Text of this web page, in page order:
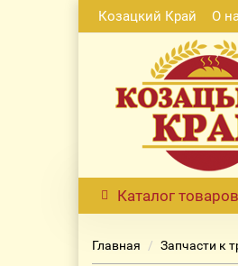
Козацкий Край О
Каталог товаров
Главная Запчасти к